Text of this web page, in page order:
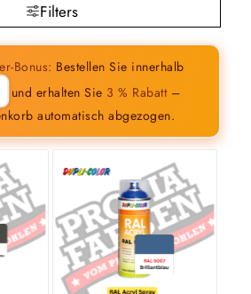
Filters
Bonus: Bestellen Sie innerhalb
und erhalten Sie 3 % Rabatt –
automatisch abgezogen.